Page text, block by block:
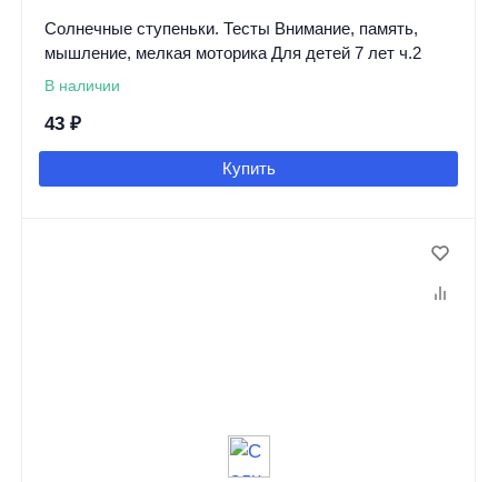
Солнечные ступеньки. Тесты Внимание, память,
мышление, мелкая моторика Для детей 7 лет ч.2
В наличии
43 ₽
Купить